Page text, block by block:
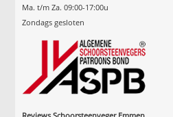
Ma. t/m Za. 09:00-17:00u
Zondags gesloten